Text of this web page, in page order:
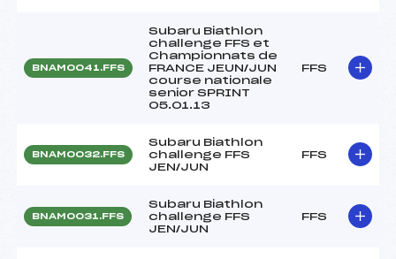
BNAM0041.FFS
Subaru Biathlon
challenge FFS et
Championnats de
FRANCE JEUN/JUN
course nationale
senior SPRINT
05.01.13
FFS
BNAM0032.FFS
Subaru Biathlon
challenge FFS
JEN/JUN
FFS
BNAM0031.FFS
Subaru Biathlon
challenge FFS
JEN/JUN
FFS